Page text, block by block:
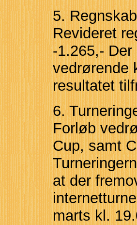
5.
Revideret
-1.265,-
vedrørende
resultatet
6.
Forløb
Cup, samt
at der
marts kl.